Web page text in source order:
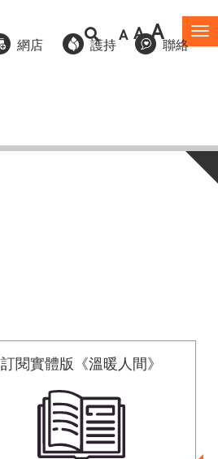
A A A
網店 護持 聯絡
訂閱實體版《溫暖人間》